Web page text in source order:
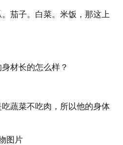
茄子。白菜。米饭，那这上
材长的怎么样？
蔬菜不吃肉，所以他的身体
图片